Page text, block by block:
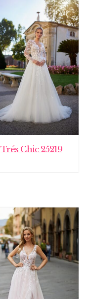
Trés Chic 25219